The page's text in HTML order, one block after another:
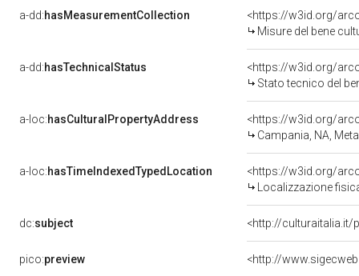
a-dd:hasMeasurementCollection
<https://w3id.org/
Misure del bene
a-dd:hasTechnicalStatus
<https://w3id.org/
Stato tecnico del
a-loc:hasCulturalPropertyAddress
<https://w3id.org/
Campania, NA, Meta
a-loc:hasTimeIndexedTypedLocation
<https://w3id.org/
Localizzazione
dc:subject <http://culturaitalia.it/
pico:preview <http://